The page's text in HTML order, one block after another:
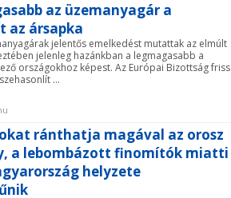
az üzemanyagár a
az ársapka
jelentős emelkedést mutattak az elmúlt
jelenleg hazánkban a legmagasabb a
országokhoz képest. Az Európai Bizottság friss
...
ránthatja magával az orosz
a lebombázott finomítók miatti
helyzete